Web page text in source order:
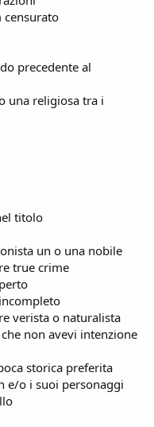
censurato
precedente al
una religiosa tra i
titolo
un o una nobile
true crime
verista o naturalista
non avevi intenzione
storica preferita
e/o i suoi personaggi